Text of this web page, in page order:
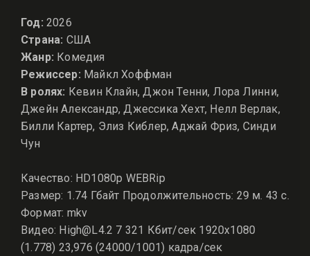
Год: 2026
Страна: США
Жанр: Комедия
Режиссер: Майкл Хоффман
В ролях: Кевин Клайн, Джон Тенни, Лора Линни,
Джейн Александр, Джессика Хехт, Нелл Верлак,
Билли Картер, Элиз Киблер, Аджай Фриз, Синди
Чун
Качество: HD1080p WEBRip
Размер: 1.74 Гбайт Продолжительность: 29 м. 43 с.
Формат: mkv
Видео: High@L4.2 7 321 Кбит/сек 1920x1080
(1.778) 23,976 (24000/1001) кадра/сек